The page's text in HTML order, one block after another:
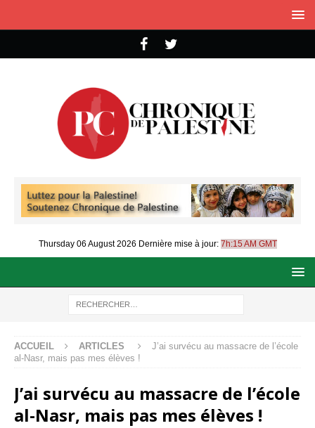
Thursday 06 August 2026 Dernière mise à jour: 7h:15 AM GMT
ACCUEIL ARTICLES
J’ai survécu au massacre de l’école
al-Nasr, mais pas mes élèves !
J’ai survécu au massacre de l’école
al-Nasr, mais pas mes élèves !